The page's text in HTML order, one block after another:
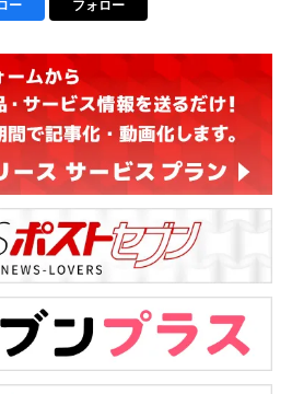
ー フォロー